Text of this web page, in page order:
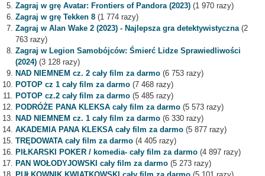
Zagraj w grę Avatar: Frontiers of Pandora (2023) (1 970 razy)
Zagraj w grę Tekken 8 (1 774 razy)
Zagraj w Alan Wake 2 (2023) - Najlepsza gra detektywistyczna(2
763 razy)
Zagraj w Legion Samobójców: Śmierć Lidze Sprawiedliwości
(2024) (3 128 razy)
NAD NIEMNEM cz. 2 cały film za darmo (6 753 razy)
POTOP cz 1 cały film za darmo (7 468 razy)
POTOP cz.2 cały film za darmo (5 485 razy)
PODRÓŻE PANA KLEKSA cały film za darmo (5 573 razy)
NAD NIEMNEM cz. 1 cały film za darmo (6 330 razy)
AKADEMIA PANA KLEKSA cały film za darmo (5 877 razy)
TRĘDOWATA cały film za darmo (4 405 razy)
PIŁKARSKI POKER / komedia- cały film za darmo (4 897 razy)
PAN WOŁODYJOWSKI cały film za darmo (5 273 razy)